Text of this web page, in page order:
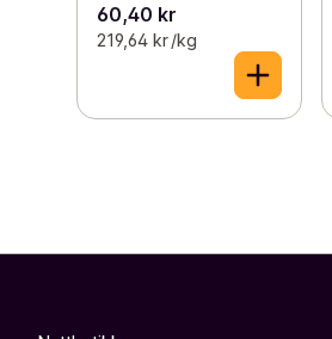
60,40 kr
219,64 kr /kg